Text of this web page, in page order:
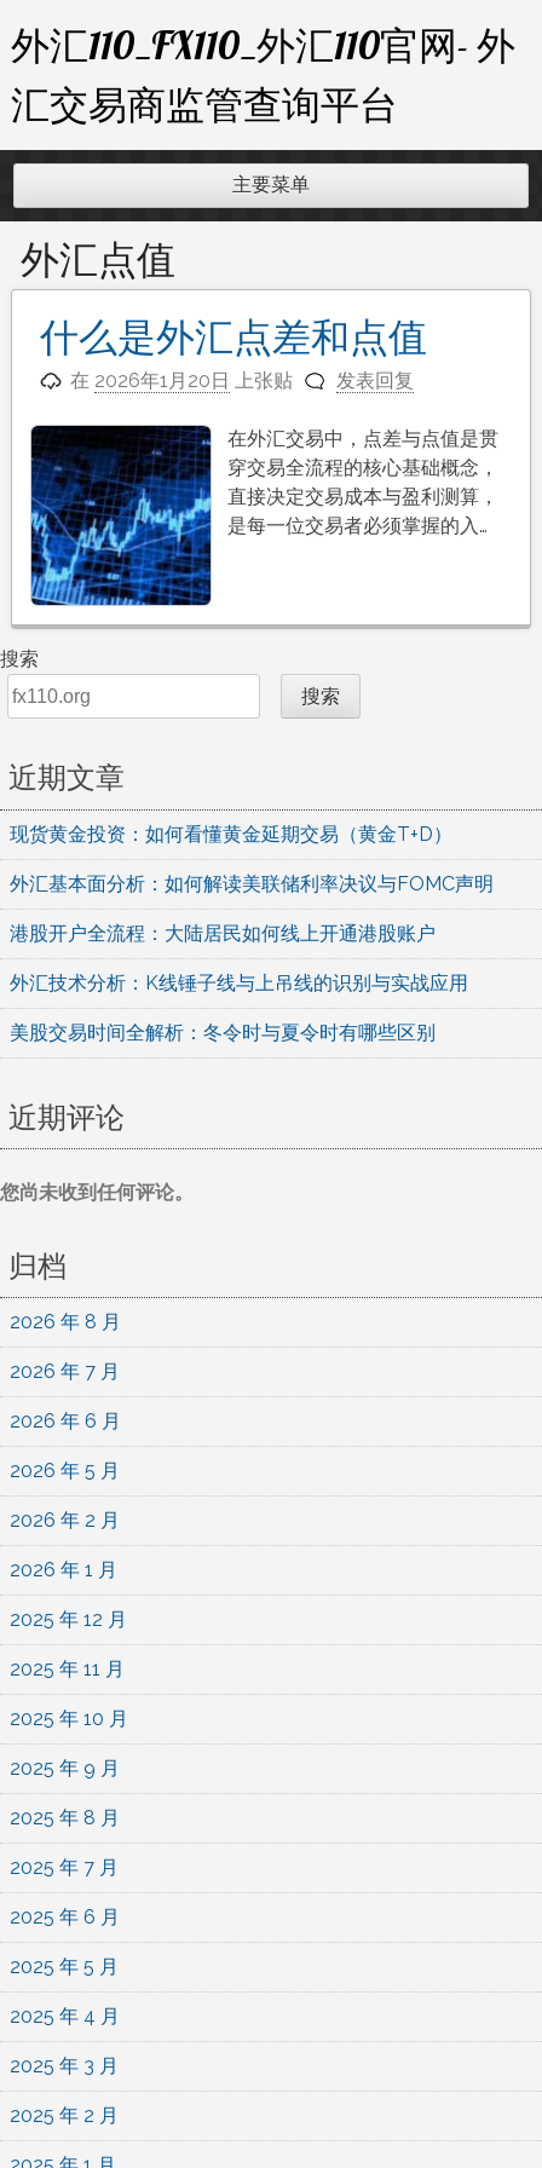
至
内
容
外汇110_FX110_外汇110官网- 外
汇交易商监管查询平台
主要菜单
外汇点值
什么是外汇点差和点值
在 2026年1月20日 上张贴 发表回复
在外汇交易中，点差与点值是贯
穿交易全流程的核心基础概念，
直接决定交易成本与盈利测算，
是每一位交易者必须掌握的入…
搜索
搜索
近期文章
现货黄金投资：如何看懂黄金延期交易（黄金T+D）
外汇基本面分析：如何解读美联储利率决议与FOMC声明
港股开户全流程：大陆居民如何线上开通港股账户
外汇技术分析：K线锤子线与上吊线的识别与实战应用
美股交易时间全解析：冬令时与夏令时有哪些区别
近期评论
您尚未收到任何评论。
归档
2026 年 8 月
2026 年 7 月
2026 年 6 月
2026 年 5 月
2026 年 2 月
2026 年 1 月
2025 年 12 月
2025 年 11 月
2025 年 10 月
2025 年 9 月
2025 年 8 月
2025 年 7 月
2025 年 6 月
2025 年 5 月
2025 年 4 月
2025 年 3 月
2025 年 2 月